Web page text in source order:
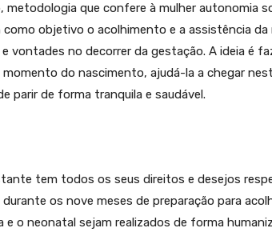
metodologia que confere à mulher autonomia
objetivo o acolhimento e a assistência da
vontades no decorrer da gestação. A ideia é
do nascimento, ajudá-la a chegar
parir de forma tranquila e saudável.
tem todos os seus direitos e desejos
os nove meses de preparação para
o neonatal sejam realizados de forma